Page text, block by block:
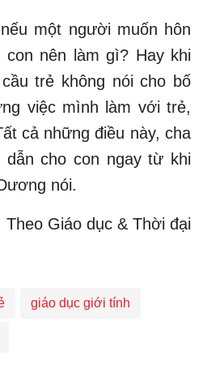
một người muốn hôn
con nên làm gì? Hay khi
trẻ không nói cho bố
việc mình làm với trẻ,
cả những điều này, cha
cho con ngay từ khi
nói.
Theo Giáo dục & Thời đại
giáo dục giới tính